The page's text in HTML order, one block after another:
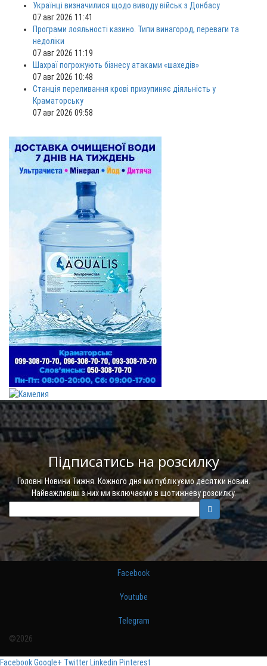
Українці визначилися щодо виводу військ з Донбасу
07 авг 2026 11:41
Програми лояльності казино. Типи винагород, переваги та
недоліки
07 авг 2026 11:19
Шахраї погрожують бізнесу атаками «шахедів»
07 авг 2026 10:48
Станція переливання крові призупиняє діяльність у
Краматорську
07 авг 2026 09:58
Підписатись на розсилку
Головні Новини Тижня. Кожного дня ми публікуємо десятки новин.
Найважливіші з них ми включаємо в щотижневу розсилку.
Facebook
Youtube
Telegram
©2026
FacebookGoogle+ TwitterLinkedin Pinterest